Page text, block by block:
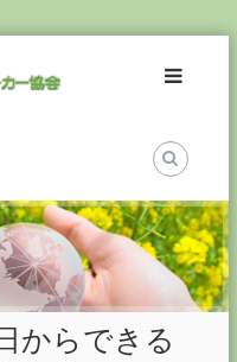
からできる